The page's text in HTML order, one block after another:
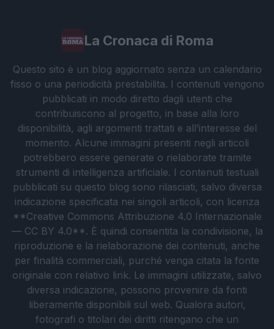
La Cronaca di Roma
Questo sito è un blog aggiornato senza un calendario
fisso o una periodicità prestabilita. I contenuti vengono
pubblicati in modo diretto dagli utenti che
contribuiscono al progetto, in base alla loro
disponibilità, agli argomenti trattati e all’interesse del
momento. Alcune immagini presenti negli articoli
potrebbero essere generate o rielaborate tramite
strumenti di intelligenza artificiale. I contenuti testuali
pubblicati su questo blog sono rilasciati, salvo diversa
indicazione specificata nei singoli articoli, con licenza
**Creative Commons Attribuzione 4.0 Internazionale
— CC BY 4.0**. È quindi consentita la condivisione, la
riproduzione e la rielaborazione dei contenuti, anche
per finalità commerciali, purché venga citata la fonte
originale con relativo link. Le immagini utilizzate, salvo
diversa indicazione, possono provenire da fonti
liberamente disponibili sul web. Qualora autori,
fotografi o titolari dei diritti ritengano che un